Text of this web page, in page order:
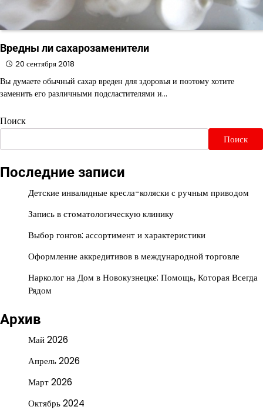
Вредны ли сахарозаменители
20 сентября 2018
Вы думаете обычный сахар вреден для здоровья и поэтому хотите
заменить его различными подсластителями и…
Поиск
Поиск
Последние записи
Детские инвалидные кресла-коляски с ручным приводом
Запись в стоматологическую клинику
Выбор гонгов: ассортимент и характеристики
Оформление аккредитивов в международной торговле
Нарколог на Дом в Новокузнецке: Помощь, Которая Всегда
Рядом
Архив
Май 2026
Апрель 2026
Март 2026
Октябрь 2024